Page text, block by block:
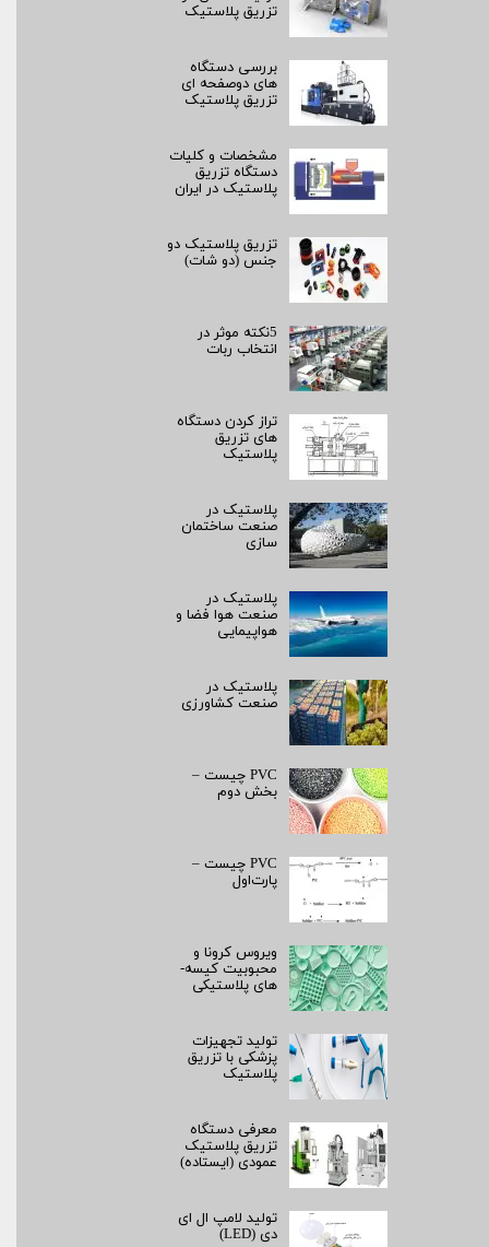
تزریق پلاستیک
بررسی دستگاه
های دوصفحه ای
تزریق پلاستیک
مشخصات و کلیات
دستگاه تزریق
پلاستیک در ایران
تزریق پلاستیک دو
جنس (دو شات)
5نکته موثر در
انتخاب ربات
تراز کردن دستگاه
های تزریق
پلاستیک
پلاستیک در
صنعت ساختمان
سازی
پلاستیک در
صنعت هوا فضا و
هواپیمایی
پلاستیک در
صنعت کشاورزی
PVC چیست –
بخش دوم
PVC چیست –
پارت‌اول
ویروس کرونا و
محبوبیت کیسه­
های پلاستیکی
تولید تجهیزات
پزشکی با تزریق
پلاستیک
معرفی دستگاه
تزریق پلاستیک
عمودی (ایستاده)
تولید لامپ ال ای
دی (LED)